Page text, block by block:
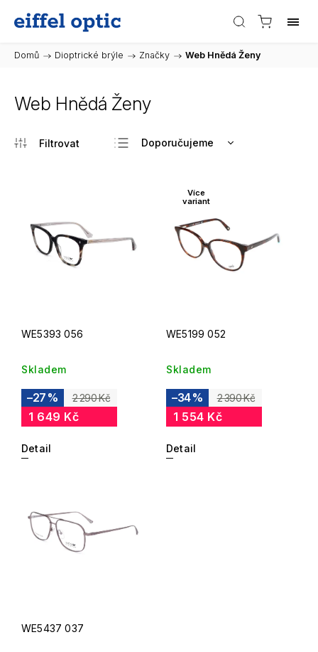
Domů / Dioptrické brýle / Značky / Web Hnědá Ženy
Web Hnědá Ženy
Doporučujeme
Nejdražší
Abecedně
WE5393 056
Skladem
2 290 Kč
–27 %
1 649 Kč
Detail
Více
variant
WE5199 052
Skladem
2 390 Kč
–34 %
1 554 Kč
Detail
WE5437 037